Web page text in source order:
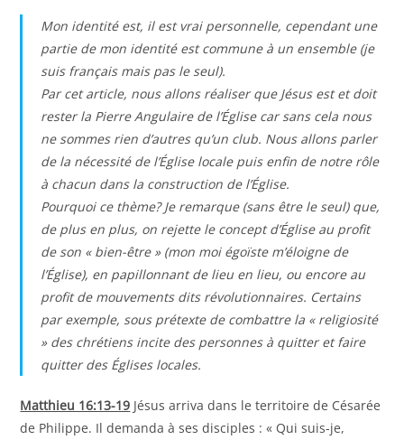
la
publication :
Mon identité est, il est vrai personnelle, cependant une
partie de mon identité est commune à un ensemble (je
suis français mais pas le seul).
Par cet article, nous allons réaliser que Jésus est et doit
rester la Pierre Angulaire de l’Église car sans cela nous
ne sommes rien d’autres qu’un club. Nous allons parler
de la nécessité de l’Église locale puis enfin de notre rôle
à chacun dans la construction de l’Église.
Pourquoi ce thème? Je remarque (sans être le seul) que,
de plus en plus, on rejette le concept d’Église au profit
de son « bien-être » (mon moi égoïste m’éloigne de
l’Église), en papillonnant de lieu en lieu, ou encore au
profit de mouvements dits révolutionnaires. Certains
par exemple, sous prétexte de combattre la « religiosité
» des chrétiens incite des personnes à quitter et faire
quitter des Églises locales.
Matthieu 16:13-19 Jésus arriva dans le territoire de Césarée
de Philippe. Il demanda à ses disciples : « Qui suis-je,